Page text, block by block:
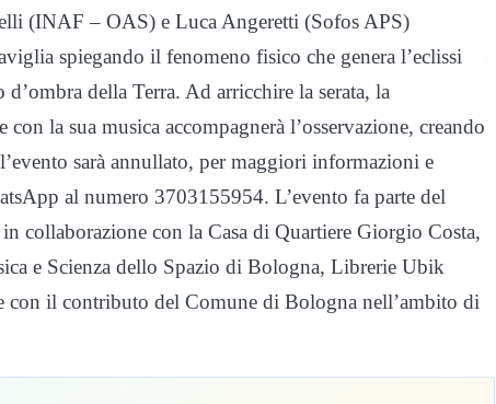
(INAF – OAS) e Luca Angeretti (Sofos APS)
spiegando il fenomeno fisico che genera l’eclissi
della Terra. Ad arricchire la serata, la
la sua musica accompagnerà l’osservazione, creando
sarà annullato, per maggiori informazioni e
al numero 3703155954. L’evento fa parte del
collaborazione con la Casa di Quartiere Giorgio Costa,
e Scienza dello Spazio di Bologna, Librerie Ubik
il contributo del Comune di Bologna nell’ambito di